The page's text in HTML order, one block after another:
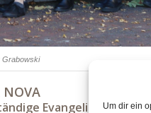
Um dir ein
Grabowski
NOVA
Evangelisch-